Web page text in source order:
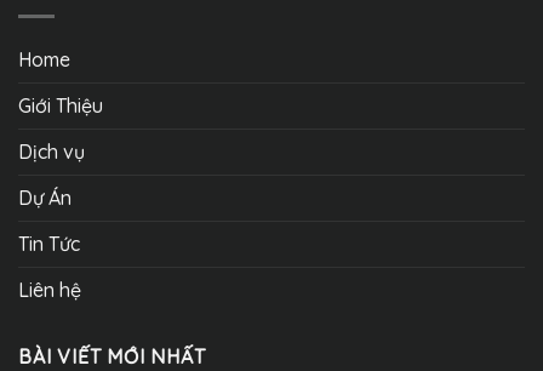
Home
Giới Thiệu
Dịch vụ
Dự Án
Tin Tức
Liên hệ
BÀI VIẾT MỚI NHẤT